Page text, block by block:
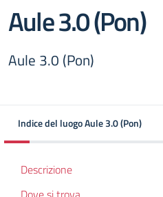
Aule 3.0 (Pon)
Aule 3.0 (Pon)
Indice del luogo Aule 3.0 (Pon)
Descrizione